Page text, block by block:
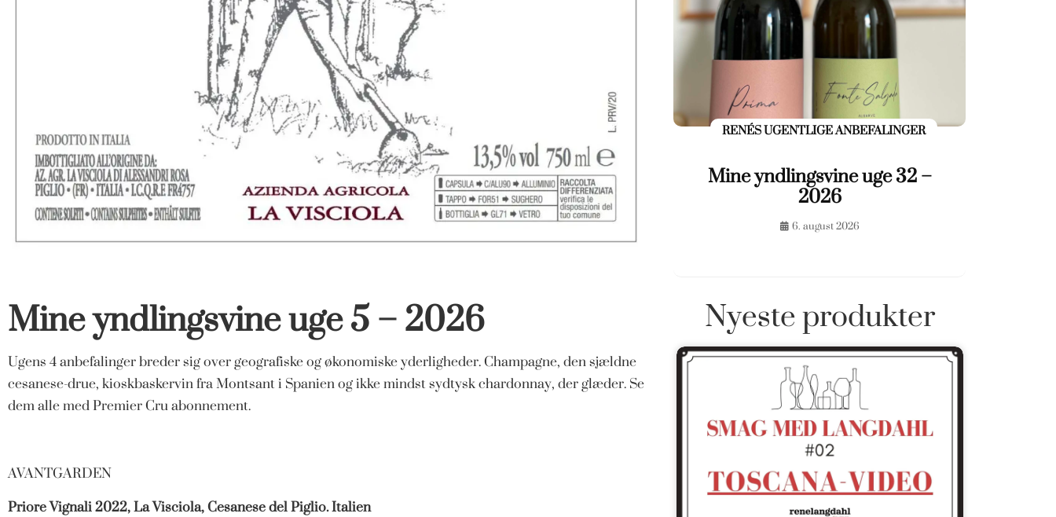
Mine yndlingsvine uge 5 – 2026
Ugens 4 anbefalinger breder sig over geografiske og økonomiske yderligheder. Champagne, den sjældne
cesanese-drue, kioskbaskervin fra Montsant i Spanien og ikke mindst sydtysk chardonnay, der glæder. Se
dem alle med Premier Cru abonnement.
AVANTGARDEN
Priore Vignali 2022, La Visciola, Cesanese del Piglio. Italien
RENÉS UGENTLIGE ANBEFALINGER
Mine yndlingsvine uge 32 –
2026
6. august 2026
Nyeste produkter